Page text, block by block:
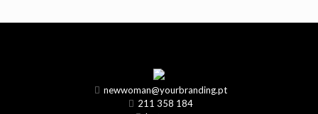
newwoman@yourbranding.pt
211 358 184